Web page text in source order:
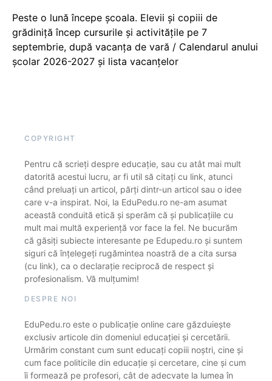
Peste o lună începe școala. Elevii și copiii de
grădiniță încep cursurile și activitățile pe 7
septembrie, după vacanța de vară / Calendarul anului
școlar 2026-2027 și lista vacanțelor
COPYRIGHT
Pentru că scrieți despre educație, sau cu atât mai mult
datorită acestui lucru, ar fi util să citați cu link, atunci
când preluați un articol, părți dintr-un articol sau o idee
care v-a inspirat. Noi, la EduPedu.ro ne-am asumat
această conduită etică și sperăm că și publicațiile cu
mult mai multă experiență vor face la fel. Ne bucurăm
că găsiți subiecte interesante pe Edupedu.ro și suntem
siguri că înțelegeți rugămintea noastră de a cita sursa
(cu link), ca o declarație reciprocă de respect și
profesionalism. Vă mulțumim!
DESPRE NOI
EduPedu.ro este o publicație online care găzduiește
exclusiv articole din domeniul educației și cercetării.
Urmărim constant cum sunt educați copiii noștri, cine și
cum face politicile din educație și cercetare, cine și cum
îi formează pe profesori, cât de adecvate la lumea în